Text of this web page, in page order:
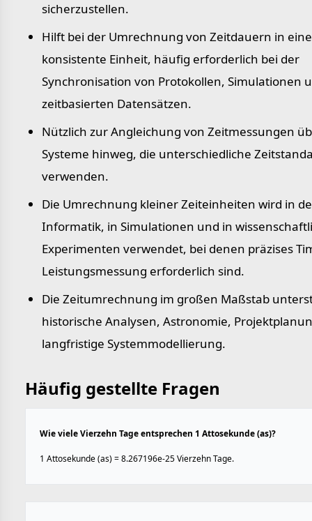
sicherzustellen.
Hilft bei der Umrechnung von Zeitdauern in eine
konsistente Einheit, häufig erforderlich bei der
Synchronisation von Protokollen, Simulationen
zeitbasierten Datensätzen.
Nützlich zur Angleichung von Zeitmessungen
Systeme hinweg, die unterschiedliche
verwenden.
Die Umrechnung kleiner Zeiteinheiten wird in
Informatik, in Simulationen und in
Experimenten verwendet, bei denen präzises
Leistungs­messung erforderlich sind.
Die Zeitumrechnung im großen Maßstab
historische Analysen, Astronomie,
langfristige Systemmodellierung.
Häufig gestellte Fragen
Wie viele Vierzehn Tage entsprechen 1 Attosekunde (as)?
1 Attosekunde (as) = 8.267196e-25 Vierzehn Tage.